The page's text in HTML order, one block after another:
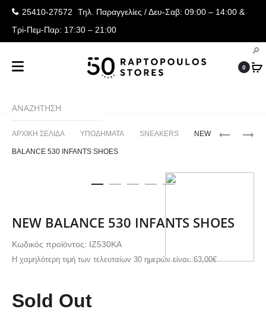
25410-27572 Τηλ. Παραγγελίες / Δευ-Σαβ: 09:00 – 14:00 &
Τρi-Πεμ-Παρ: 17:30 – 21:00
0
ΑΡΧΙΚΉ ΣΕΛΊΔΑ ΥΠΟΔΗΜΑΤΑ SNEAKERS NEW
BALANCE 530 INFANTS SHOES
NEW BALANCE 530 INFANTS SHOES
Κωδικός προϊόντος: IZ530KA
Η χαμηλότερη τιμή των τελευταίων 30 ημερών είναι:63,00€
Sold Out